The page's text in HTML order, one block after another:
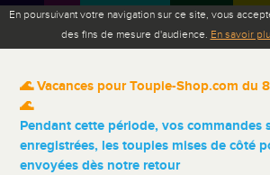
En poursuivant votre navigation sur ce site, vous
des fins de mesure d'audience. En savoir
🌊 Vacances pour Toupie-Shop.com du
🌊
Pendant cette période, vos commandes
enregistrées, les toupies mises de côté
envoyées dès notre retour